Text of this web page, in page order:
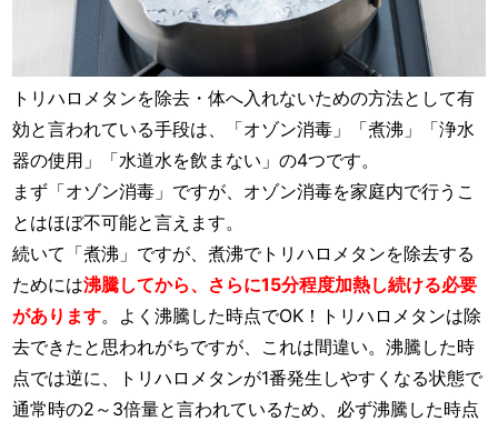
トリハロメタンを除去・体へ入れないための方法として有
効と言われている手段は、「オゾン消毒」「煮沸」「浄水
器の使用」「水道水を飲まない」の4つです。
まず「オゾン消毒」ですが、オゾン消毒を家庭内で行うこ
とはほぼ不可能と言えます。
続いて「煮沸」ですが、煮沸でトリハロメタンを除去する
ためには沸騰してから、さらに15分程度加熱し続ける必要
があります。よく沸騰した時点でOK！トリハロメタンは除
去できたと思われがちですが、これは間違い。沸騰した時
点では逆に、トリハロメタンが1番発生しやすくなる状態で
通常時の2～3倍量と言われているため、必ず沸騰した時点